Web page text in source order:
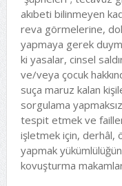
akıbeti bilinmeyen
reva görmelerine,
yapmaya gerek
ki yasalar, cinsel
ve/veya çocuk
suça maruz kalan
sorgulama
tespit etmek ve
işletmek için, derhâl,
yapmak
kovuşturma